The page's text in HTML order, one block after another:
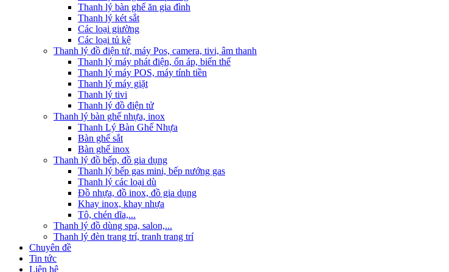
Thanh lý bàn ghế ăn gia đình
Thanh lý két sắt
Các loại giường
Các loại tủ kệ
Thanh lý đồ điện tử, máy Pos, camera, tivi, âm thanh
Thanh lý máy phát điện, ổn áp, biến thế
Thanh lý máy POS, máy tính tiền
Thanh lý máy giặt
Thanh lý tivi
Thanh lý đồ điện tử
Thanh lý bàn ghế nhựa, inox
Thanh Lý Bàn Ghế Nhựa
Bàn ghế sắt
Bàn ghế inox
Thanh lý đồ bếp, đồ gia dụng
Thanh lý bếp gas mini, bếp nướng gas
Thanh lý các loại dù
Đồ nhựa, đồ inox, đồ gia dụng
Khay inox, khay nhựa
Tô, chén dĩa,...
Thanh lý đồ dùng spa, salon,...
Thanh lý đèn trang trí, tranh trang trí
Chuyên đề
Tin tức
Liên hệ